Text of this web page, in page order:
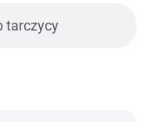
tarczycy